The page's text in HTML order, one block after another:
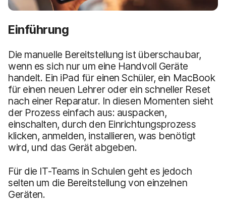
Einführung
Die manuelle Bereitstellung ist überschaubar,
wenn es sich nur um eine Handvoll Geräte
handelt. Ein iPad für einen Schüler, ein MacBook
für einen neuen Lehrer oder ein schneller Reset
nach einer Reparatur. In diesen Momenten sieht
der Prozess einfach aus: auspacken,
einschalten, durch den Einrichtungsprozess
klicken, anmelden, installieren, was benötigt
wird, und das Gerät abgeben.
Für die IT-Teams in Schulen geht es jedoch
selten um die Bereitstellung von einzelnen
Geräten.